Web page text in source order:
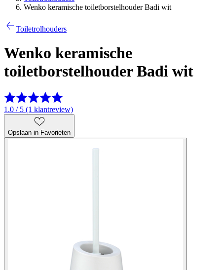
Wenko keramische toiletborstelhouder Badi wit
Toiletrolhouders
Wenko keramische
toiletborstelhouder Badi wit
1.0 / 5 (1 klantreview)
Opslaan in Favorieten